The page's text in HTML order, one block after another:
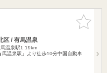
お気に入
りに追加
区 / 有馬温泉
温泉駅1.19km
馬温泉駅」より徒歩10分中国自動車